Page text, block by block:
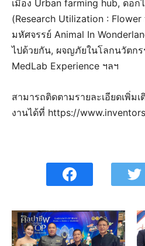
เมือง Urban farming hub, ดอก
(Research Utilization :
มหัศจรรย์ Animal In
ไปด้วยกัน, ผจญภัยในโลกนวัตก
MedLab Experience ฯลฯ
สามารถติดตามรายละเอียดเพิ่ม
งานได้ที่ https://